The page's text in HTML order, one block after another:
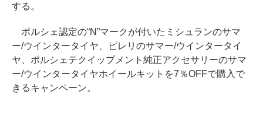
する。
ポルシェ認定の“N”マークが付いたミシュランのサマ
ー/ウインタータイヤ、ピレリのサマー/ウインタータイ
ヤ、ポルシェテクイップメント純正アクセサリーのサマ
ー/ウインタータイヤホイールキットを7％OFFで購入で
きるキャンペーン。